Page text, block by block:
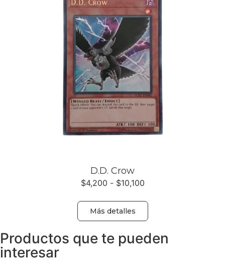
D.D. Crow
$4,200 - $10,100
Más detalles
Productos que te pueden
interesar